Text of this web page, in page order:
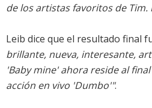
de los artistas favoritos de Tim.
Leib dice que el resultado final
brillante, nueva, interesante,
'Baby mine' ahora reside al
acción en vivo 'Dumbo'".